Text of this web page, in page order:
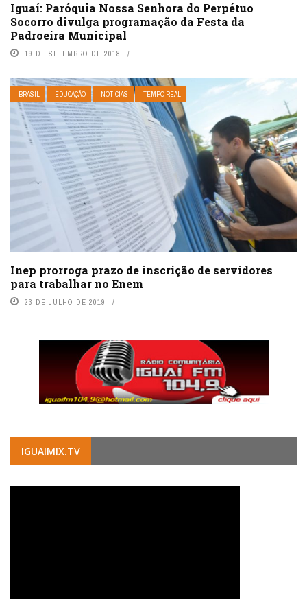
Iguaí: Paróquia Nossa Senhora do Perpétuo
Socorro divulga programação da Festa da
Padroeira Municipal
19 DE SETEMBRO DE 2018
BRASIL EDUCAÇÃO NOTÍCIAS TEMPO REAL
Inep prorroga prazo de inscrição de servidores
para trabalhar no Enem
23 DE JULHO DE 2019
IGUAIMIX.TV